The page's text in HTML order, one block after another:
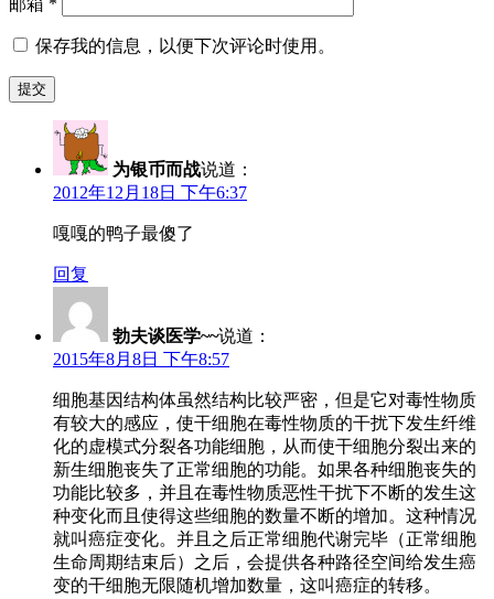
邮箱 *
保存我的信息，以便下次评论时使用。
为银币而战说道：
2012年12月18日 下午6:37
嘎嘎的鸭子最傻了
回复
勃夫谈医学~~说道：
2015年8月8日 下午8:57
细胞基因结构体虽然结构比较严密，但是它对毒性物质
有较大的感应，使干细胞在毒性物质的干扰下发生纤维
化的虚模式分裂各功能细胞，从而使干细胞分裂出来的
新生细胞丧失了正常细胞的功能。如果各种细胞丧失的
功能比较多，并且在毒性物质恶性干扰下不断的发生这
种变化而且使得这些细胞的数量不断的增加。这种情况
就叫癌症变化。并且之后正常细胞代谢完毕（正常细胞
生命周期结束后）之后，会提供各种路径空间给发生癌
变的干细胞无限随机增加数量，这叫癌症的转移。